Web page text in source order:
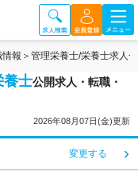
報 管理栄養士/栄養士求人
養士公開求人・転職・
2026年08月07日(金)更新
変更する